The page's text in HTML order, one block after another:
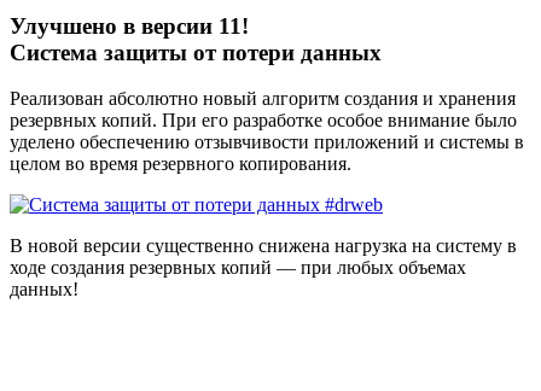
Улучшено в версии 11!
Система защиты от потери данных
Реализован абсолютно новый алгоритм создания и хранения
резервных копий. При его разработке особое внимание было
уделено обеспечению отзывчивости приложений и системы в
целом во время резервного копирования.
В новой версии существенно снижена нагрузка на систему в
ходе создания резервных копий — при любых объемах
данных!